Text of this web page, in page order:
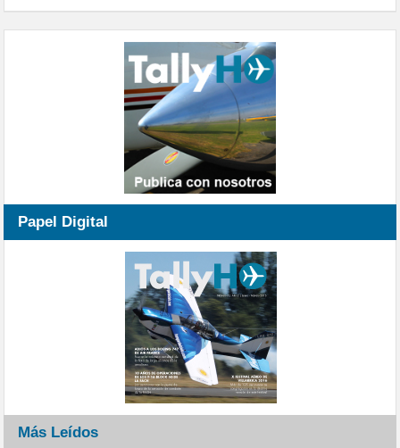
Papel Digital
Más Leídos